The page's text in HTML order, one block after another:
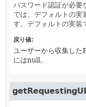
パスワード認証が必要
では、デフォルトの実
す。デフォルトの実装
戻り値:
ユーザーから収集し
にはnull。